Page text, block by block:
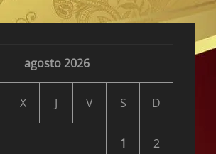
agosto 2026
X J V S D
1 2